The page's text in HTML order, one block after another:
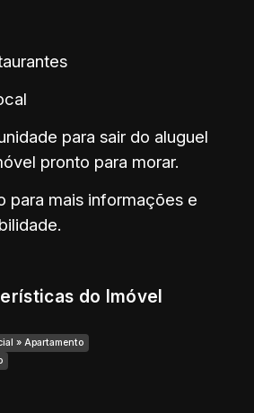
para sair do aluguel
pronto para morar.
para mais informações e
do Imóvel
» Apartamento